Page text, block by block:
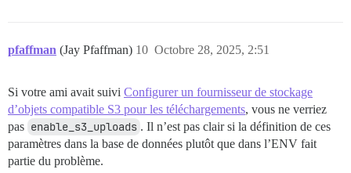
pfaffman (Jay Pfaffman) Octobre 28, 2025, 2:51
10
Si votre ami avait suivi Configurer un fournisseur de stockage
d’objets compatible S3 pour les téléchargements, vous ne verriez
pas enable_s3_uploads . Il n’est pas clair si la définition de ces
paramètres dans la base de données plutôt que dans l’ENV fait
partie du problème.